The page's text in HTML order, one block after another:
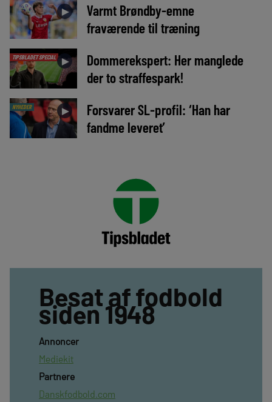
►
Varmt Brøndby-emne
fraværende til træning
TIPSBLADET SPECIAL ►
Dommerekspert: Her manglede
der to straffespark!
NYHEDER ►
Forsvarer SL-profil: ‘Han har
fandme leveret’
Besat af fodbold
siden 1948
Annoncer
Mediekit
Partnere
Danskfodbold.com